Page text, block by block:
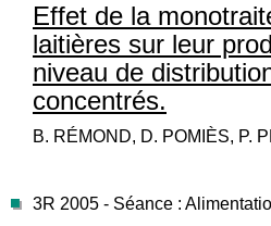
Effet de la
laitières sur leur
niveau de
concentrés.
B. RÉMOND, D. POMIÈS, P.
3R 2005 - Séance :